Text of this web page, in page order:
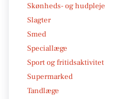
Skønheds- og hudpleje
Slagter
Smed
Speciallæge
Sport og fritidsaktivitet
Supermarked
Tandlæge